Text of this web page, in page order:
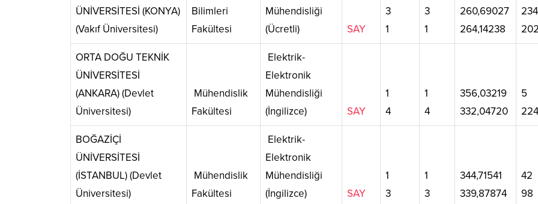
ÜNİVERSİTESİ (KONYA)
(Vakıf Üniversitesi)
Bilimleri
Fakültesi
Mühendisliği
(Ücretli)
SAY
3
1
3
1
260,69027
264,14238
ORTA DOĞU TEKNİK
ÜNİVERSİTESİ
(ANKARA) (Devlet
Üniversitesi)
Mühendislik
Fakültesi
Elektrik-
Elektronik
Mühendisliği
(İngilizce)
SAY
1
4
1
4
356,03219
332,04720
5
224
BOĞAZİÇİ
ÜNİVERSİTESİ
(İSTANBUL) (Devlet
Üniversitesi)
Mühendislik
Fakültesi
Elektrik-
Elektronik
Mühendisliği
(İngilizce)
SAY
1
3
1
3
344,71541
339,87874
42
98